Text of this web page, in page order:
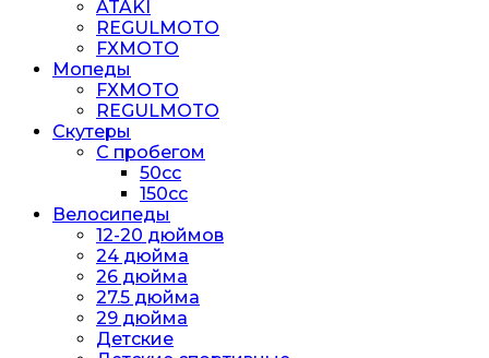
ATAKI
REGULMOTO
FXMOTO
Мопеды
FXMOTO
REGULMOTO
Скутеры
С пробегом
50cc
150cc
Велосипеды
12-20 дюймов
24 дюйма
26 дюйма
27.5 дюйма
29 дюйма
Детские